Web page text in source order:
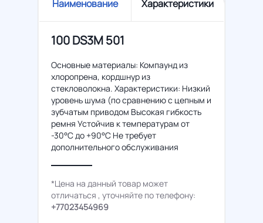
Наименование Характеристики
100 DS3M 501
Основные материалы: Компаунд из
хлоропрена, кордшнур из
стекловолокна. Характеристики: Низкий
уровень шума (по сравнению с цепным и
зубчатым приводом Высокая гибкость
ремня Устойчив к температурам от
-30°C до +90°C Не требует
дополнительного обслуживания
*Цена на данный товар может
отличаться , уточняйте по телефону:
+77023454969